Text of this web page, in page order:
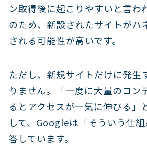
ン取得後に起こりやすいと言わ
のため、新設されたサイトがハ
される可能性が高いです。
ただし、新規サイトだけに発生
りません。「一度に大量のコン
るとアクセスが一気に伸びる」
して、Googleは「そういう仕
答しています。